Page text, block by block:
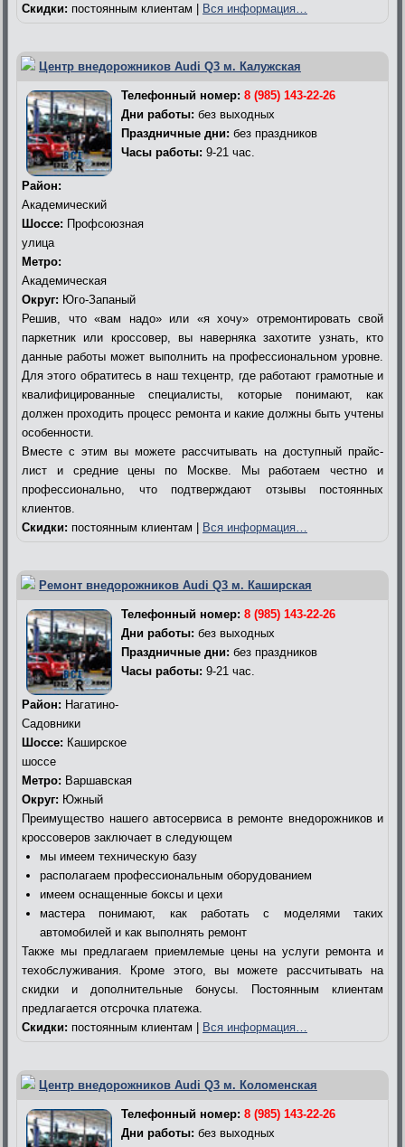
Скидки: постоянным клиентам | Вся информация…
Центр внедорожников Audi Q3 м. Калужская
Телефонный номер: 8 (985) 143-22-26
Дни работы: без выходных
Праздничные дни: без праздников
Часы работы: 9-21 час.
Район:
Академический
Шоссе: Профсоюзная
улица
Метро:
Академическая
Округ: Юго-Запаный
Решив, что «вам надо» или «я хочу» отремонтировать свой
паркетник или кроссовер, вы наверняка захотите узнать, кто
данные работы может выполнить на профессиональном уровне.
Для этого обратитесь в наш техцентр, где работают грамотные и
квалифицированные специалисты, которые понимают, как
должен проходить процесс ремонта и какие должны быть учтены
особенности.
Вместе с этим вы можете рассчитывать на доступный прайс-
лист и средние цены по Москве. Мы работаем честно и
профессионально, что подтверждают отзывы постоянных
клиентов.
Скидки: постоянным клиентам | Вся информация…
Ремонт внедорожников Audi Q3 м. Каширская
Телефонный номер: 8 (985) 143-22-26
Дни работы: без выходных
Праздничные дни: без праздников
Часы работы: 9-21 час.
Район: Нагатино-
Садовники
Шоссе: Каширское
шоссе
Метро: Варшавская
Округ: Южный
Преимущество нашего автосервиса в ремонте внедорожников и
кроссоверов заключает в следующем
мы имеем техническую базу
располагаем профессиональным оборудованием
имеем оснащенные боксы и цехи
мастера понимают, как работать с моделями таких
автомобилей и как выполнять ремонт
Также мы предлагаем приемлемые цены на услуги ремонта и
техобслуживания. Кроме этого, вы можете рассчитывать на
скидки и дополнительные бонусы. Постоянным клиентам
предлагается отсрочка платежа.
Скидки: постоянным клиентам | Вся информация…
Центр внедорожников Audi Q3 м. Коломенская
Телефонный номер: 8 (985) 143-22-26
Дни работы: без выходных